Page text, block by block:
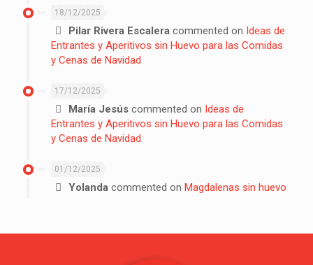
18/12/2025
Pilar Rivera Escalera commented on Ideas de
Entrantes y Aperitivos sin Huevo para las Comidas
y Cenas de Navidad
17/12/2025
María Jesús commented on Ideas de
Entrantes y Aperitivos sin Huevo para las Comidas
y Cenas de Navidad
01/12/2025
Yolanda commented on Magdalenas sin huevo